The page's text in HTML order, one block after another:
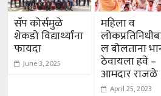
सॅप कोर्समुळे
शेकडो विद्यार्थ्यांना
फायदा
June 3, 2025
महिला व
ल बोलताना
ठेवायला हवे –
आमदार राजळे
April 25, 2023